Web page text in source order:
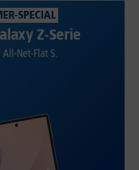
SPECIAL
Z-Serie
All-Net-Flat S.